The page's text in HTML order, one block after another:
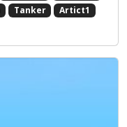
Tanker
Artict1